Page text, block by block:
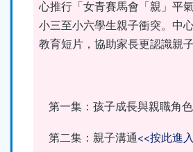
心推行「女青賽馬會「親」平
小三至小六學生親子衝突。中
教育短片，協助家長更認識親子
第一集：孩子成長與親職角色
第二集：親子溝通<<按此進